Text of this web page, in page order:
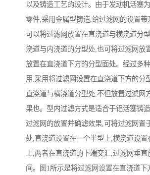
以及铸造工艺的设计。由于发动机活塞
零件,采用金属型铸造,给过滤网的设置带
可以将过滤网放置在直浇道与横浇道分
浇道与内浇道的分型处,也可将过滤网放
放置在直浇道下方的分型面处。经过多
用,采用将过滤网设置在直浇道下方的分
直浇道与横浇道分型处,不但放置过滤网
果也。型内过滤方式是适合于铝活塞铸
过滤网的放置并确滤效果,可将过滤网置
处,直浇道设置在一个半型上,横浇道设置
上,两者在直浇道的下端交汇,过滤网垂
间。图1所示是将过滤网设置在直浇道下